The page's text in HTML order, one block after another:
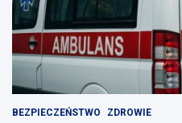
BEZPIECZEŃSTWO ZDROWIE